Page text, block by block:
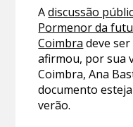
Adiscussão
Pormenor da
Coimbra deve
afirmou, por sua
Coimbra, Ana
documento
verão.